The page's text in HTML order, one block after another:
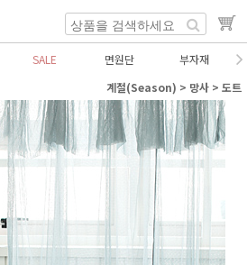
SALE 면원단
부자재
계절(Season) > 망사 > 도트